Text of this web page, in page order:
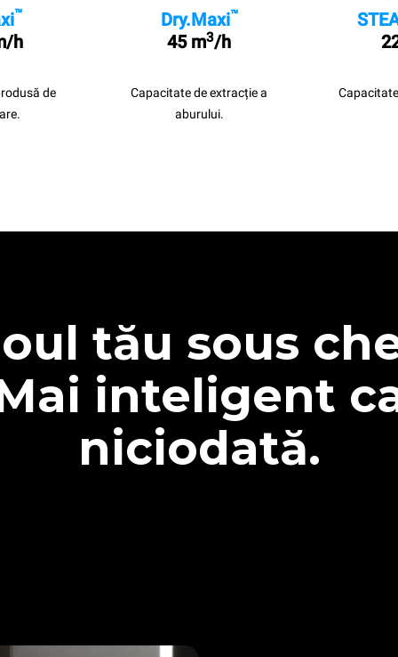
™
h
de
Dry.Maxi™
45 m3/h
Capacitate de extracție a
aburului.
tău sous
inteligent
niciodată.